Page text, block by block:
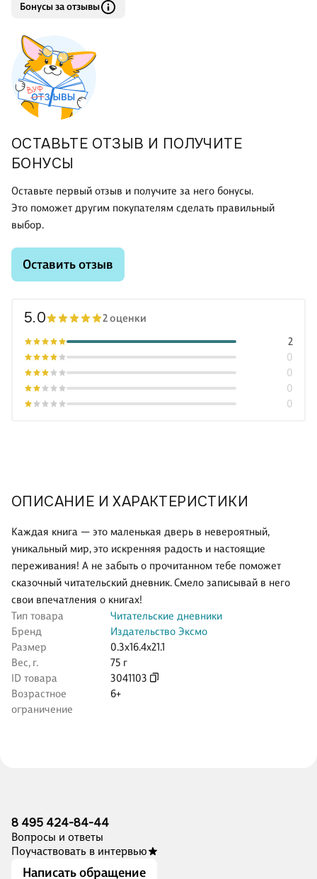
ОПИСАНИЕ И ХАРАКТЕРИСТИКИ
Каждая книга — это маленькая дверь в невероятный,
уникальный мир, это искренняя радость и настоящие
переживания! А не забыть о прочитанном тебе поможет
сказочный читательский дневник. Смело записывай в него
свои впечатления о книгах!
Тип товара
Читательские дневники
Бренд
Издательство Эксмо
Размер
0.3x16.4x21.1
Вес, г.
75 г
ID товара
3041103
Возрастное
ограничение
6+
Бонусы за отзывы
ОСТАВЬТЕ ОТЗЫВ И ПОЛУЧИТЕ
БОНУСЫ
Оставьте первый отзыв и получите за него бонусы.
Это поможет другим покупателям сделать правильный
выбор.
Оставить отзыв
5.0 2 оценки
0
0
0
0
2
8 495 424-84-44
Вопросы и ответы
Поучаствовать в интервью
Написать обращение